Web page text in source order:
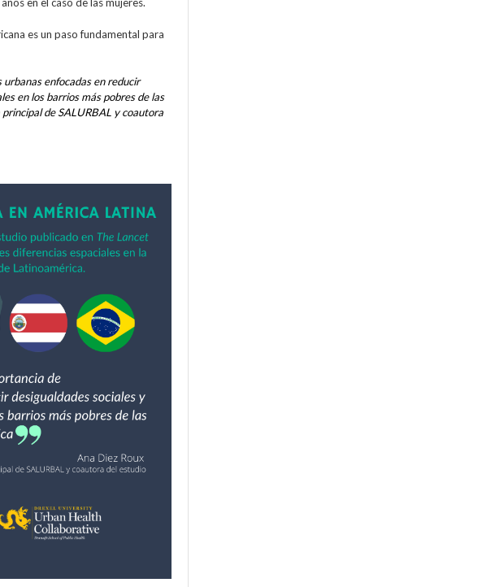
es un paso fundamental para
enfocadas en reducir
en los barrios más pobres de las
de SALURBAL y coautora